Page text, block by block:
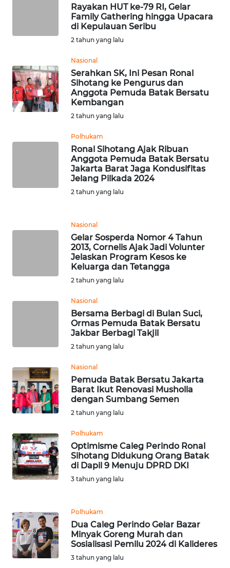
Rayakan HUT ke-79 RI, Gelar
Family Gathering hingga Upacara
di Kepulauan Seribu
2 tahun yang lalu
Nasional
Serahkan SK, Ini Pesan Ronal
Sihotang ke Pengurus dan
Anggota Pemuda Batak Bersatu
Kembangan
2 tahun yang lalu
Polhukam
Ronal Sihotang Ajak Ribuan
Anggota Pemuda Batak Bersatu
Jakarta Barat Jaga Kondusifitas
Jelang Pilkada 2024
2 tahun yang lalu
Nasional
Gelar Sosperda Nomor 4 Tahun
2013, Cornelis Ajak Jadi Volunter
Jelaskan Program Kesos ke
Keluarga dan Tetangga
2 tahun yang lalu
Nasional
Bersama Berbagi di Bulan Suci,
Ormas Pemuda Batak Bersatu
Jakbar Berbagi Takjil
2 tahun yang lalu
Nasional
Pemuda Batak Bersatu Jakarta
Barat Ikut Renovasi Musholla
dengan Sumbang Semen
2 tahun yang lalu
Polhukam
Optimisme Caleg Perindo Ronal
Sihotang Didukung Orang Batak
di Dapil 9 Menuju DPRD DKI
3 tahun yang lalu
Polhukam
Dua Caleg Perindo Gelar Bazar
Minyak Goreng Murah dan
Sosialisasi Pemilu 2024 di Kalideres
3 tahun yang lalu
MEDIA
SIBER
REDAKSI
Wahana
WN
WN
WN
NTT
KEPRI
WN
PAPUA
BARAT
WN
RIAU